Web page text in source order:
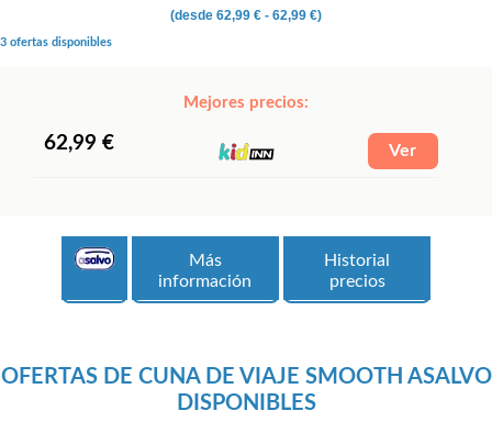
(desde 62,99 € - 62,99 €)
3 ofertas disponibles
Mejores precios:
62,99 €
Más
información
Historial
precios
OFERTAS DE CUNA DE VIAJE SMOOTH ASALVO
DISPONIBLES